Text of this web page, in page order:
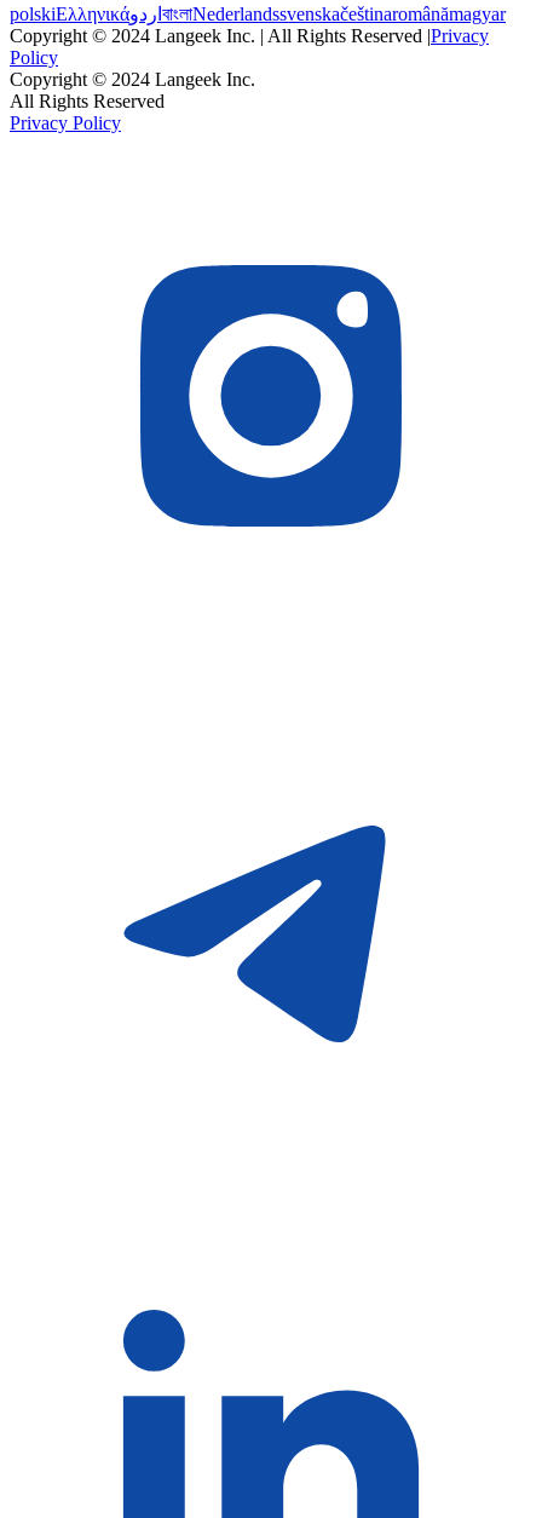
polskiΕλληνικάاردو বাংলাNederlandssvenskačeštinaromânămagyar
Copyright © 2024 Langeek Inc. | All Rights Reserved |Privacy
Policy
Copyright © 2024 Langeek Inc.
All Rights Reserved
Privacy Policy